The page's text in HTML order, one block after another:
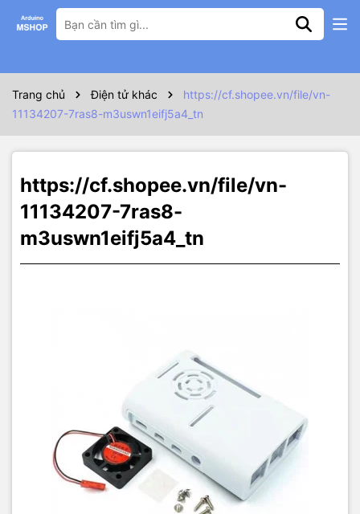
Trang chủ Điện tử khác
https://cf.shopee.vn/file/vn-
11134207-7ras8-m3uswn1eifj5a4_tn
https://cf.shopee.vn/file/vn-
11134207-7ras8-
m3uswn1eifj5a4_tn
Thông số kỹ thuật
Vỏ pi 4B
quạt tản nhiệt